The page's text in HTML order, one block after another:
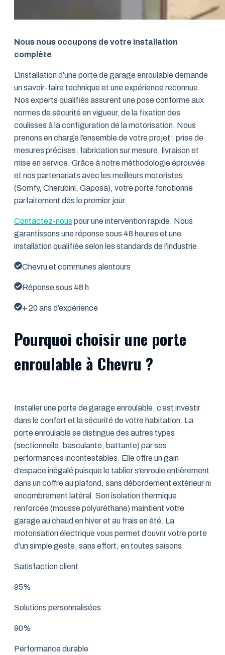
Nous nous occupons de votre installation
complète
L’installation d’une porte de garage enroulable demande
un savoir-faire technique et une expérience reconnue.
Nos experts qualifiés assurent une pose conforme aux
normes de sécurité en vigueur, de la fixation des
coulisses à la configuration de la motorisation. Nous
prenons en charge l’ensemble de votre projet : prise de
mesures précises, fabrication sur mesure, livraison et
mise en service. Grâce à notre méthodologie éprouvée
et nos partenariats avec les meilleurs motoristes
(Somfy, Cherubini, Gaposa), votre porte fonctionne
parfaitement dès le premier jour.
Contactez-nous pour une intervention rapide. Nous
garantissons une réponse sous 48 heures et une
installation qualifiée selon les standards de l’industrie.
Chevru et communes alentours
Réponse sous 48 h
+ 20 ans d’expérience
Pourquoi choisir une porte
enroulable à Chevru ?
Installer une porte de garage enroulable, c’est investir
dans le confort et la sécurité de votre habitation. La
porte enroulable se distingue des autres types
(sectionnelle, basculante, battante) par ses
performances incontestables. Elle offre un gain
d’espace inégalé puisque le tablier s’enroule entièrement
dans un coffre au plafond, sans débordement extérieur ni
encombrement latéral. Son isolation thermique
renforcée (mousse polyuréthane) maintient votre
garage au chaud en hiver et au frais en été. La
motorisation électrique vous permet d’ouvrir votre porte
d’un simple geste, sans effort, en toutes saisons.
Satisfaction client
95%
Solutions personnalisées
90%
Performance durable